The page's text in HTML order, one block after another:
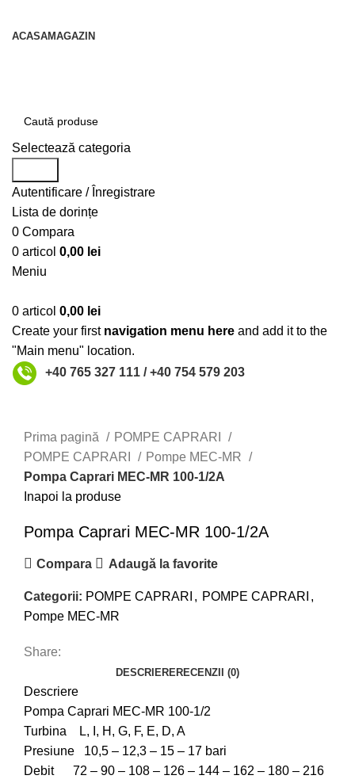
ACASAMAGAZIN
Selectează categoria
Autentificare / Înregistrare
Lista de dorințe
0 Compara
0 articol 0,00 lei
Meniu
0 articol 0,00 lei
Create your first navigation menu here and add it to the
"Main menu" location.
+40 765 327 111 / +40 754 579 203
Prima pagină
POMPE CAPRARI
POMPE CAPRARI
Pompe MEC-MR
Pompa Caprari MEC-MR 100-1/2A
Inapoi la produse
Pompa Caprari MEC-MR 100-1/2A
Compara Adaugă la favorite
Categorii: POMPE CAPRARI , POMPE CAPRARI ,
Pompe MEC-MR
Share:
DESCRIERERECENZII (0)
Descriere
Pompa Caprari MEC-MR 100-1/2
Turbina L, I, H, G, F, E, D, A
Presiune 10,5 – 12,3 – 15 – 17 bari
Debit 72 – 90 – 108 – 126 – 144 – 162 – 180 – 216